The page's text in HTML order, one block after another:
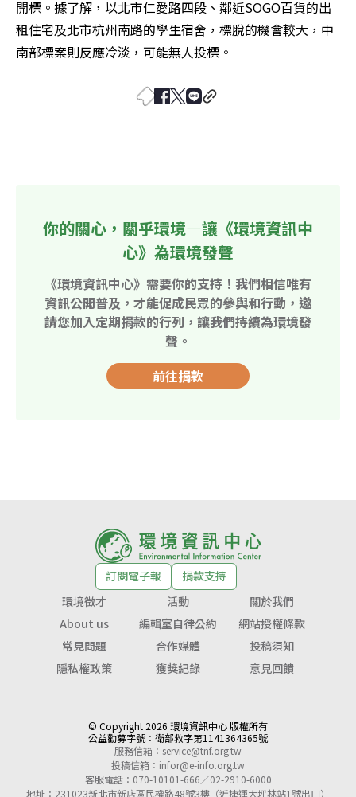
開標。據了解，以北市仁愛路四段、鄰近SOGO百貨的出
租住宅及北市杭州南路的學生宿舍，標脫的機會較大，中
南部標案則反應冷淡，可能無人投標。
你的關心，關乎環境—讓《環境資訊中
心》為環境發聲
《環境資訊中心》需要你的支持！我們相信唯有
資訊公開普及，才能促成民眾的參與和行動，邀
請您加入定期捐款的行列，讓我們持續為環境發
聲。
前往捐款
訂閱電子報
捐款支持
環境徵才
活動
關於我們
About us
編輯室自律公約
網站授權條款
常見問題
合作媒體
投稿須知
隱私權政策
獲獎紀錄 意見回饋
© Copyright 2026 環境資訊中心 版權所有
公益勸募字號： 衛部救字第1141364365號
服務信箱： service@tnf.org.tw
投稿信箱： infor@e-info.org.tw
客服電話：070-10101-666／02-2910-6000
地址：231023新北市新店區民權路48號3樓（近捷運大坪林站1號出口）